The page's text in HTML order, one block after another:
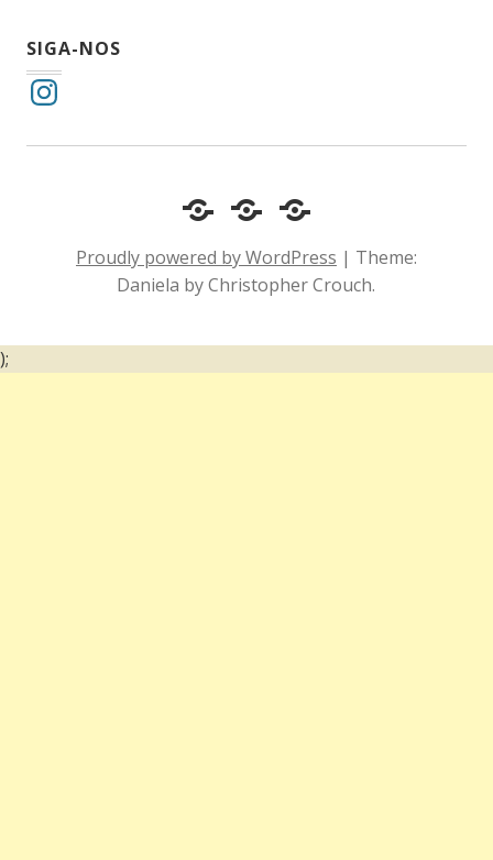
SIGA-NOS
Instagram
Cotidiano
Comportamento
Inclusão
e
Acessibilidade
Diário
um
surdo
Proudly powered by WordPress | Theme:
Daniela by Christopher Crouch.
);